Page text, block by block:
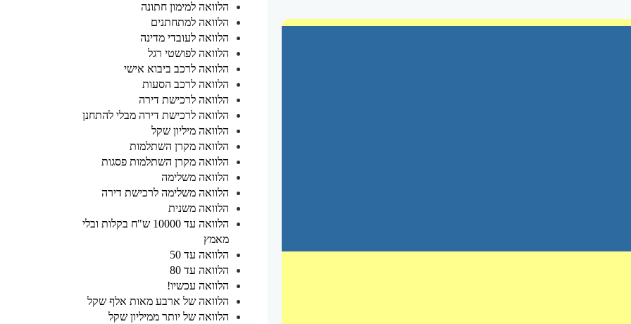
הלוואה למימון חתונה
הלוואה למתחתנים
הלוואה לעובדי מדינה
הלוואה לפושטי רגל
הלוואה לרכב ביבוא אישי
הלוואה לרכב הסעות
הלוואה לרכישת דירה
הלוואה לרכישת דירה מבלי להתחנן
הלוואה מיליון שקל
הלוואה מקרן השתלמות
הלוואה מקרן השתלמות פסגות
הלוואה משלימה
הלוואה משלימה לרכישת דירה
הלוואה משנית
הלוואה עד 10000 ש"ח בקלות ובלי
מאמץ
הלוואה עד 50
הלוואה עד 80
הלוואה עכשיו!
הלוואה של ארבע מאות אלף שקל
הלוואה של יותר ממיליון שקל